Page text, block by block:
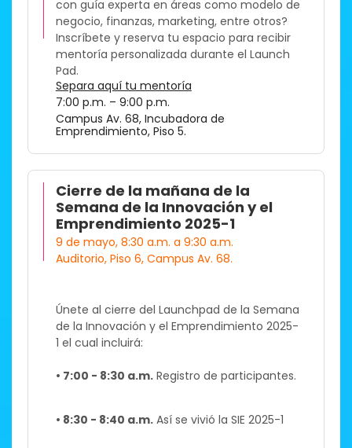
con guía experta en áreas como modelo de
negocio, finanzas, marketing, entre otros?
Inscríbete y reserva tu espacio para recibir
mentoría personalizada durante el Launch
Pad.
Separa aquí tu mentoría
7:00 p.m. – 9:00 p.m.
Campus Av. 68, Incubadora de
Emprendimiento, Piso 5. ​
Cierre de la mañana de la
Semana de la Innovación y el
Emprendimiento 2025-1 ​
9 de mayo, 8:30 a.m. a 9:30 a.m.
Auditorio, Piso 6, Campus Av. 68.
​Únete al cierre del Launchpad de la Semana
de la Innovación y el Emprendimiento 2025-
1 el cual incluirá: ​
• 7:00 - 8:30 a.m.Registro de participantes.
• 8:30 - 8:40 a.m.Así se vivió la SIE 2025-1